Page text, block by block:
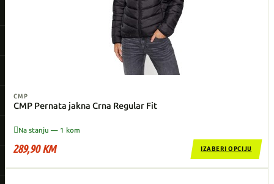
CMP
CMP Pernata jakna Crna Regular Fit
Na stanju — 1 kom
289,90 KM IZABERI OPCIJU